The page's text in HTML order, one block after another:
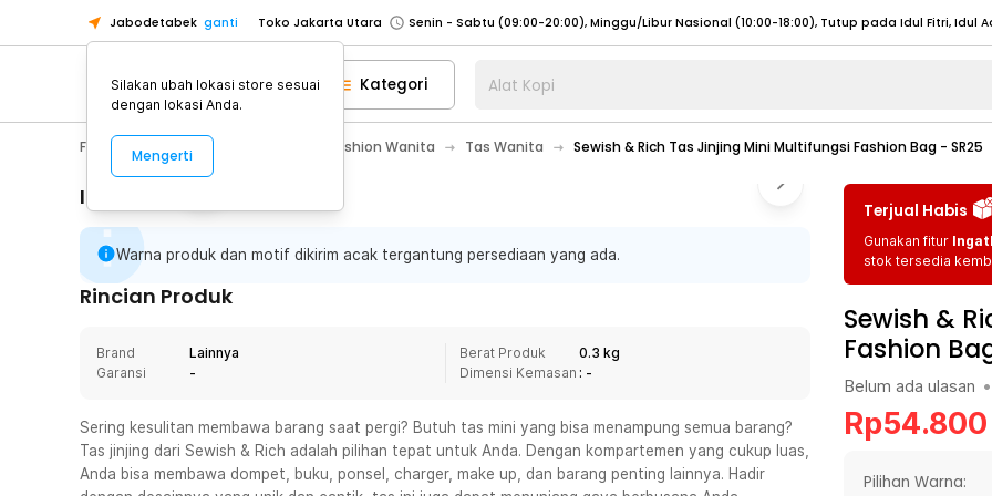
Jabodetabek ganti Toko Jakarta Utara
Toko Tangerang
Toko Cikupa
Pick n Go Jakarta Barat
Senin - Jumat (07:00 - 20:00), Sabtu - Minggu (08:00 - 20:00), Tutup pada Idul Fitri
Pick n Go Bekasi
Senin - Jumat (08:00 - 20:00), Sabtu - Minggu/ Libur Nasional (08:00 - 17:00) Selengkapnya
Senin - Jumat (08:00 - 20:00), Sabtu - Minggu/ Libur Nasional (08:00 - 17:00) Selengkapnya
Senin - Sabtu (09:00-20:00), Minggu/Libur Nasional (12:00-20:00), Tutup pada Idul Fitri
Toko Jakarta Barat
Senin - Sabtu (09:00-20:00), Minggu/Libur Nasional (12:00-20:00), Tutup pada Idul Fitri
Senin - Jumat (07:00 - 20:00), Sabtu - Minggu (08:00 - 20:00), Tutup pada Idul Fitri
Pick n Go Bekasi
Senin - Jumat (08:00 - 20:00), Sabtu - Minggu/ Libur Nasional (08:00 - 17:00) Selengkapnya
Pick n Go Depok
Senin - Jumat (08:00 - 20:00), Sabtu - Minggu/ Libur Nasional (08:00 - 17:00)
Kategori Alat Kopi
Fashion, Make Up & Beauty Care Fashion Wanita Tas Wanita Sewish & Rich Tas Jinjing Mini Multifungsi Fashion Bag - SR25
Informasi Penting
Warna produk dan motif dikirim acak tergantung persediaan yang ada.
Rincian Produk
Brand
Lainnya
Garansi
-
Berat Produk
0.3 kg
Dimensi Kemasan : -
Sering kesulitan membawa barang saat pergi? Butuh tas mini yang bisa menampung semua barang?
Tas jinjing dari Sewish & Rich adalah pilihan tepat untuk Anda. Dengan kompartemen yang cukup luas,
Anda bisa membawa dompet, buku, ponsel, charger, make up, dan barang penting lainnya. Hadir
Terjual Habis
Gunakan fitur
stok tersedia
Sewish &
Fashion
Belum ada ulasan •
Rp54.800
Pilihan Warna:
Silakan ubah lokasi store sesuai
dengan lokasi Anda.
Mengerti